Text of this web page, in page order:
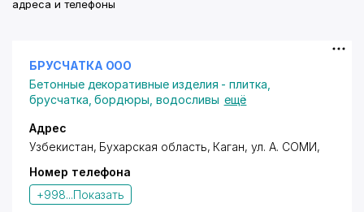
адреса и телефоны
БРУСЧАТКА ООО
Бетонные декоративные изделия - плитка,
брусчатка, бордюры, водосливы ещё
Адрес
Узбекистан, Бухарская область, Каган,ул. А. СОМИ,
Номер телефона
+998...Показать